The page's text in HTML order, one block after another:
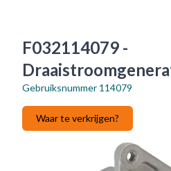
F032114079 -
Gebruiksnummer 114079
Waar te verkrijgen?